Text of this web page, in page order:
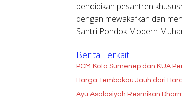
pendidikan pesantren
dengan mewakafkan dan
Santri Pondok Modern
Berita Terkait
PCM Kota Sumenep dan KUA
Harga Tembakau Jauh dari
Ayu Asalasiyah Resmikan